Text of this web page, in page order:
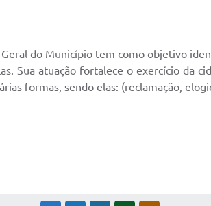
do Município tem como objetivo
Sua atuação fortalece o exercício da
formas, sendo elas: (reclamação,